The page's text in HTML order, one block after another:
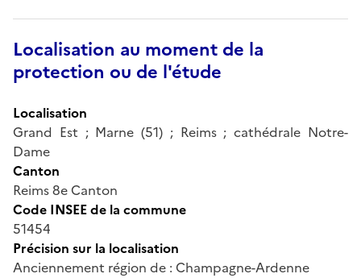
Localisation au moment de la
protection ou de l'étude
Localisation
Grand Est ; Marne (51) ; Reims ; cathédrale Notre-
Dame
Canton
Reims 8e Canton
Code INSEE de la commune
51454
Précision sur la localisation
Anciennement région de : Champagne-Ardenne